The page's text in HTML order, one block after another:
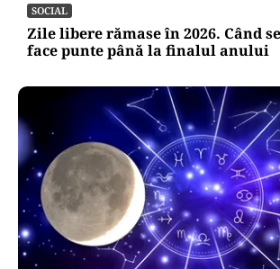
SOCIAL
Zile libere rămase în 2026. Când
face punte până la finalul anului